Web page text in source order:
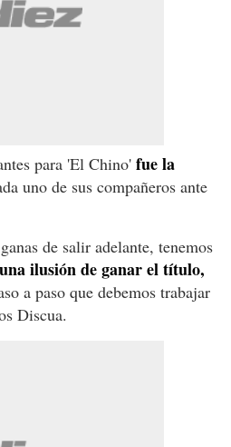
para 'El Chino' fue la
uno de sus compañeros ante
de salir adelante, tenemos
ilusión de ganar el título,
a paso que debemos trabajar
Discua.